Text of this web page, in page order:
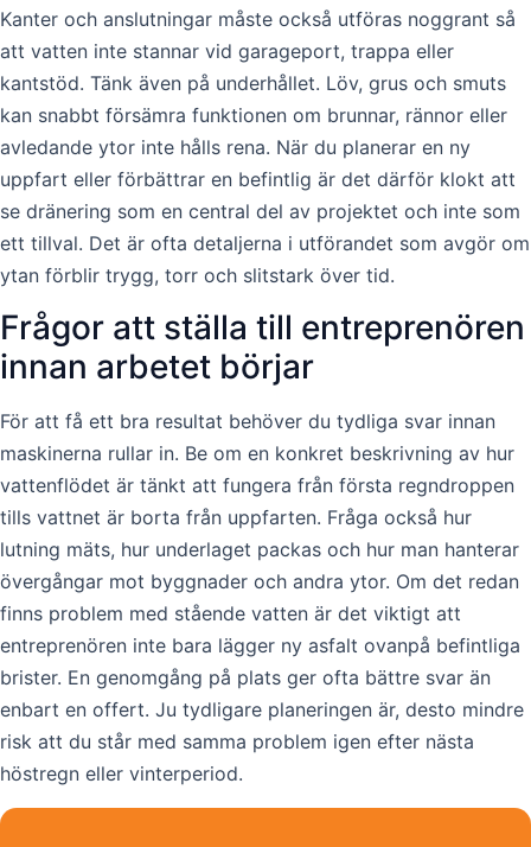
Kanter och anslutningar måste också utföras noggrant så
att vatten inte stannar vid garageport, trappa eller
kantstöd. Tänk även på underhållet. Löv, grus och smuts
kan snabbt försämra funktionen om brunnar, rännor eller
avledande ytor inte hålls rena. När du planerar en ny
uppfart eller förbättrar en befintlig är det därför klokt att
se dränering som en central del av projektet och inte som
ett tillval. Det är ofta detaljerna i utförandet som avgör om
ytan förblir trygg, torr och slitstark över tid.
Frågor att ställa till entreprenören
innan arbetet börjar
För att få ett bra resultat behöver du tydliga svar innan
maskinerna rullar in. Be om en konkret beskrivning av hur
vattenflödet är tänkt att fungera från första regndroppen
tills vattnet är borta från uppfarten. Fråga också hur
lutning mäts, hur underlaget packas och hur man hanterar
övergångar mot byggnader och andra ytor. Om det redan
finns problem med stående vatten är det viktigt att
entreprenören inte bara lägger ny asfalt ovanpå befintliga
brister. En genomgång på plats ger ofta bättre svar än
enbart en offert. Ju tydligare planeringen är, desto mindre
risk att du står med samma problem igen efter nästa
höstregn eller vinterperiod.